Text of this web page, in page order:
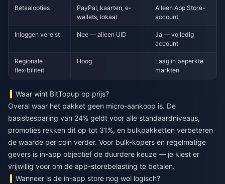
Betaalopties
PayPal, kaarten, e-
wallets, lokaal
Alleen App Store-
account
Inloggen vereist Nee — alleen UID
Ja — volledig
account
Regionale
flexibiliteit
Hoog
Laag in beperkte
markten
Waar wint BitTopup op prijs?
Overal waar het pakket geen micro-aankoop is. De
basisbesparing van 24% geldt voor alle standaardniveaus,
promoties rekken dit op tot 31%, en bulkpakketten verbeteren
de waarde per coin verder. Voor bulk-kopers en regelmatige
gevers is in-app objectief de duurdere keuze — je kiest er
vrijwillig voor om de app-storebelasting te betalen.
Wanneer is de in-app store nog wel logisch?